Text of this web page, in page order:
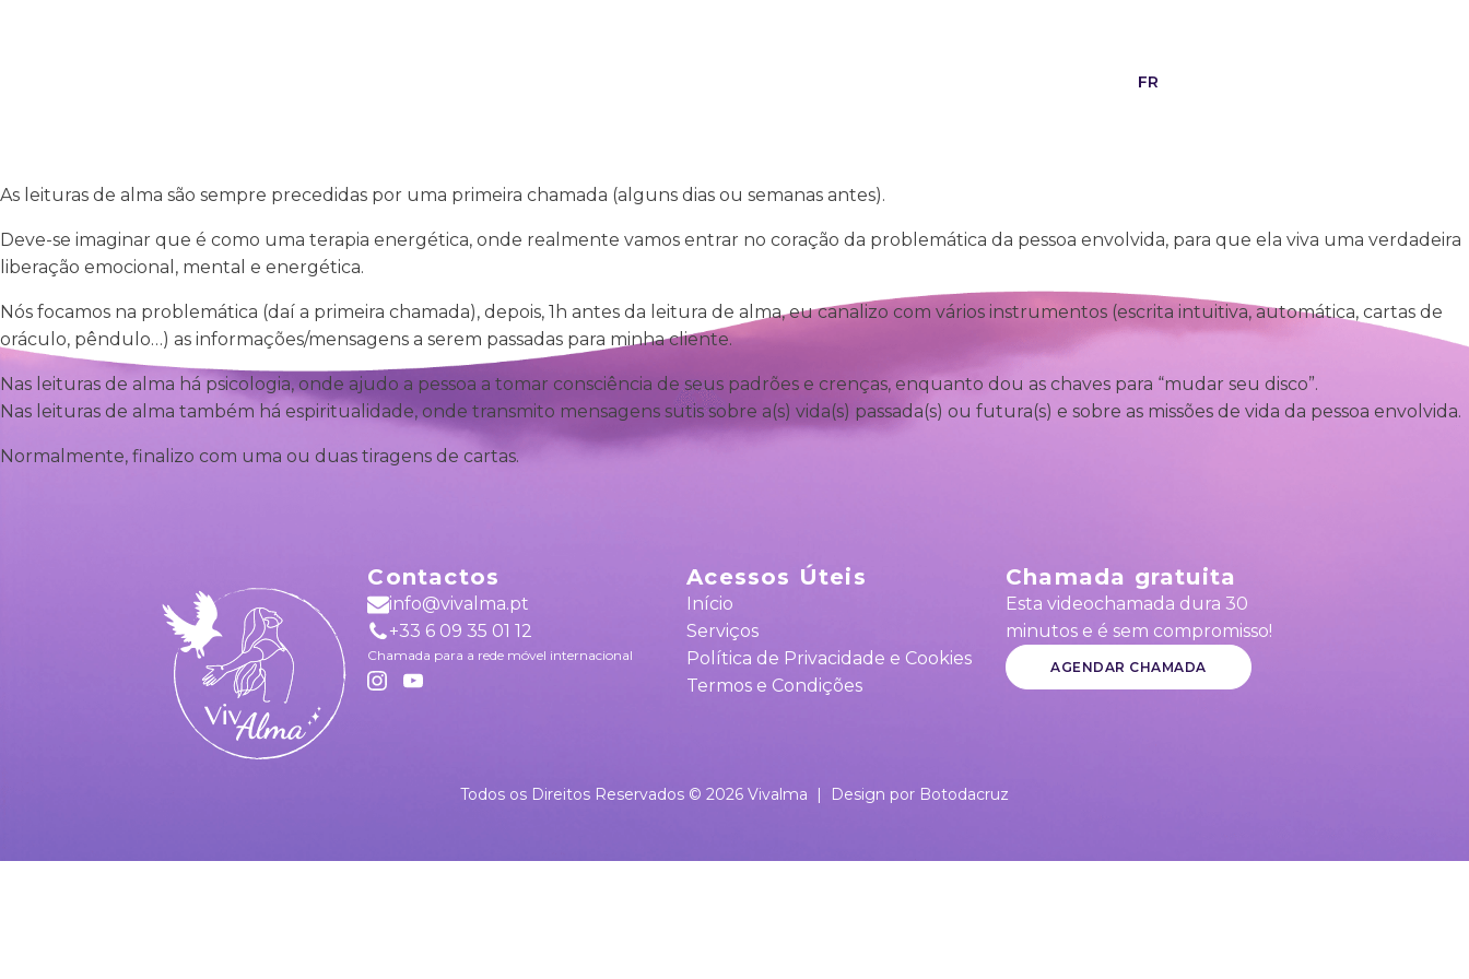
FR
As leituras de alma são sempre precedidas por uma primeira chamada (alguns dias ou semanas antes).
Deve-se imaginar que é como uma terapia energética, onde realmente vamos entrar no coração da problemática da pessoa envolvida, para que ela viva uma verdadeira
liberação emocional, mental e energética.
Nós focamos na problemática (daí a primeira chamada), depois, 1h antes da leitura de alma, eu canalizo com vários instrumentos (escrita intuitiva, automática, cartas de
oráculo, pêndulo…) as informações/mensagens a serem passadas para minha cliente.
Nas leituras de alma há psicologia, onde ajudo a pessoa a tomar consciência de seus padrões e crenças, enquanto dou as chaves para “mudar seu disco”.
Nas leituras de alma também há espiritualidade, onde transmito mensagens sutis sobre a(s) vida(s) passada(s) ou futura(s) e sobre as missões de vida da pessoa envolvida.
Normalmente, finalizo com uma ou duas tiragens de cartas.
Contactos
info@vivalma.pt
+33 6 09 35 01 12
Chamada para a rede móvel internacional
Acessos Úteis
Início
Serviços
Política de Privacidade e Cookies
Termos e Condições
Chamada gratuita
Esta videochamada dura 30
minutos e é sem compromisso!
AGENDAR CHAMADA
Todos os Direitos Reservados © 2026 Vivalma | Design por Botodacruz